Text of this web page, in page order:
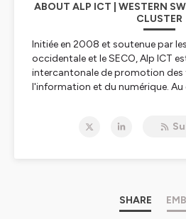
ABOUT ALP ICT | WESTERN
CLUSTER
Initiée en 2008 et soutenue par
occidentale et le SECO, Alp ICT
intercantonale de promotion des
l'information et du numérique.
de l'innovation et de la
pour plus
SHARE